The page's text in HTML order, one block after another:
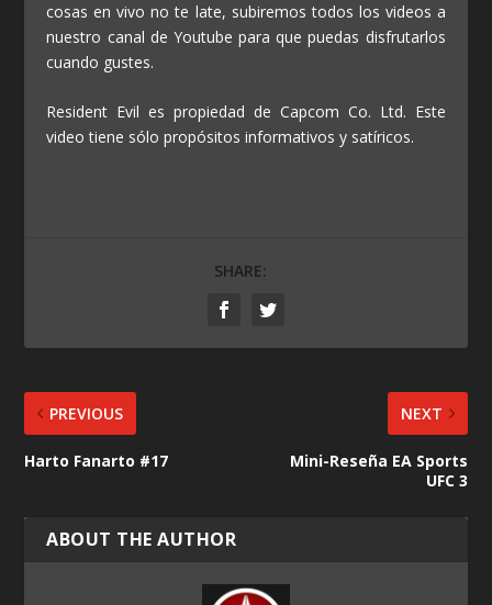
cosas en vivo no te late, subiremos todos los videos a
nuestro canal de Youtube para que puedas disfrutarlos
cuando gustes.
Resident Evil es propiedad de Capcom Co. Ltd. Este
video tiene sólo propósitos informativos y satíricos.
SHARE:
PREVIOUS
Harto Fanarto #17
NEXT
Mini-Reseña EA Sports
UFC 3
ABOUT THE AUTHOR